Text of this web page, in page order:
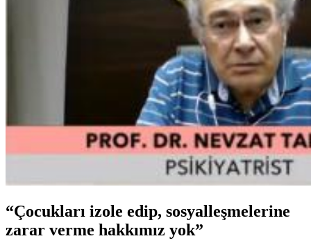
“Çocukları izole edip, sosyalleşmelerine
zarar verme hakkımız yok”